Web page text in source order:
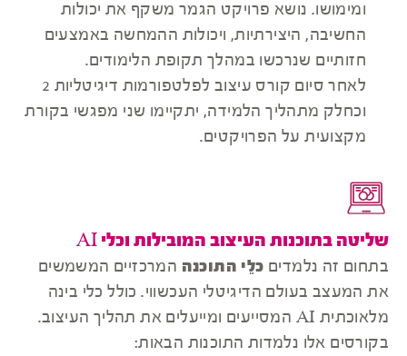
ומימושו. נושא פרויקט הגמר משקף את יכולות
החשיבה, היצירתיות, ויכולות ההמחשה באמצעים
חזותיים שנרכשו במהלך תקופת הלימודים.
לאחר סיום קורס עיצוב לפלטפורמות דיגיטליות 2
וכחלק מתהליך הלמידה, יתקיימו שני מפגשי בקורת
מקצועית על הפרויקטים.
שליטה בתוכנות העיצוב המובילות וכלי AI
בתחום זה נלמדים כלֵי התוכנה המרכזיים המשמשים
את המעצב בעולם הדיגיטלי העכשווי. כולל כלי בינה
מלאוכתית AI המסייעים ומייעלים את תהליך העיצוב.
בקורסים אלו נלמדות התוכנות הבאות: